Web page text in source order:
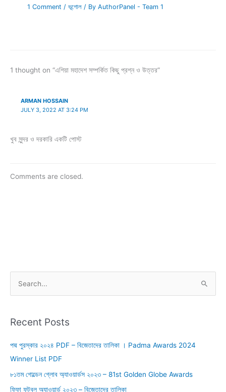
1 Comment /ভূগোল / ByAuthorPanel - Team 1
1 thought on “এশিয়া মহাদেশ সম্পর্কিত কিছু প্রশ্ন ও উত্তর”
ARMAN HOSSAIN
JULY 3, 2022 AT 3:24 PM
খুব সুন্দর ও দরকারি একটি পোস্ট
Comments are closed.
r
h
f
o
r
Recent Posts
পদ্ম পুরস্কার ২০২৪ PDF – বিজেতাদের তালিকা । Padma Awards 2024
Winner List PDF
৮১তম গোল্ডেন গ্লোব অ্যাওয়ার্ডস ২০২৩ – 81st Golden Globe Awards
ফিফা ফুটবল অ্যাওয়ার্ড ২০২৩ – বিজেতাদের তালিকা